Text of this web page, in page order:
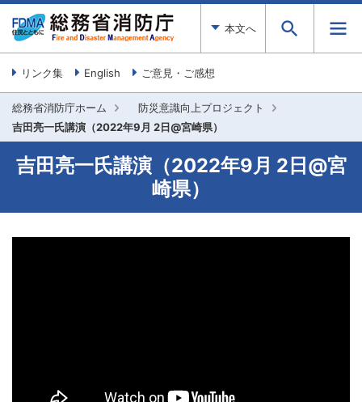
本文へ
リンク集 English ご意見・ご感想
総務省消防庁ホーム
防災意識向上プロジェクト
吉田亮一氏講演（2022年9月 2日@宮崎県）
吉田亮一氏講演（2022年9月 2日@宮
崎県）